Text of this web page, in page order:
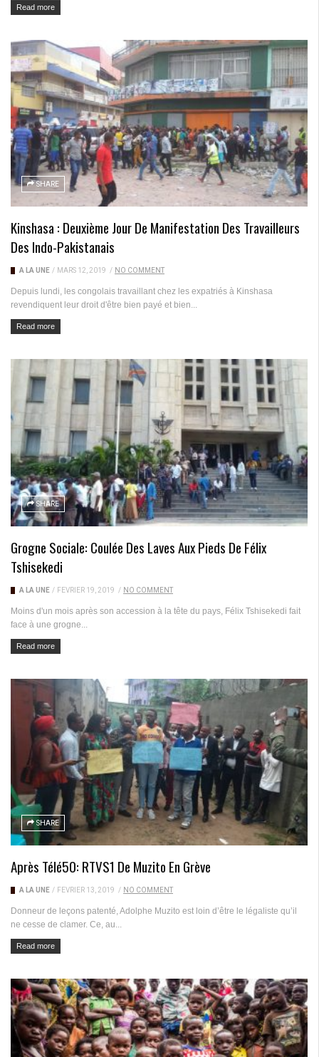
Read more
SHARE
Kinshasa : Deuxième Jour De Manifestation Des Travailleurs
Des Indo-Pakistanais
A LA UNE / MARS 12, 2019 / NO COMMENT
Depuis lundi, les congolais travaillant chez les expatriés à Kinshasa
revendiquent leur droit d'être bien payé et bien...
Read more
SHARE
Grogne Sociale: Coulée Des Laves Aux Pieds De Félix
Tshisekedi
A LA UNE / FÉVRIER 19, 2019 / NO COMMENT
Moins d'un mois après son accession à la tête du pays, Félix Tshisekedi fait
face à une grogne...
Read more
SHARE
Après Télé50: RTVS1 De Muzito En Grève
A LA UNE / FÉVRIER 13, 2019 / NO COMMENT
Donneur de leçons patenté, Adolphe Muzito est loin d’être le légaliste qu’il
ne cesse de clamer. Ce, au...
Read more